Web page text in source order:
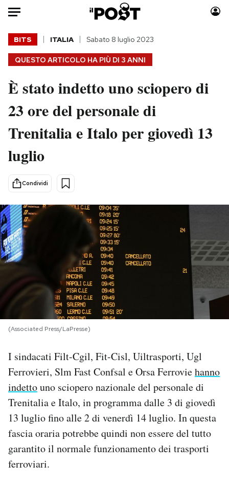
Auto
HOME
Italia
Politica
Tecnologia
Scienza
Cultura
Economia
Sport
Moda
Consumismi
Storie/Idee
Ok Boomer!
Mondiali calcio 2026
PODCAST
NEWSLETTER
I MIEI PREFERITI
CALENDARIO
AREA PERSONALE
Area Personale
Newsletter
Notifiche mobile
QUESTO ARTICOLO HA PIÙ DI 3 ANNI
BITS ITALIA Sabato 8 luglio 2023
È stato indetto uno sciopero di
23 ore del personale di
Trenitalia e Italo per giovedì 13
luglio
Condividi
(Associated Press/LaPresse)
I sindacati Filt-Cgil, Fit-Cisl, Uiltrasporti, Ugl
Ferrovieri, Slm Fast Confsal e Orsa Ferroviehanno
indettouno sciopero nazionale del personale di
Trenitalia e Italo, in programma dalle 3 di giovedì
13 luglio fino alle 2 di venerdì 14 luglio. In questa
fascia oraria potrebbe quindi non essere del tutto
garantito il normale funzionamento dei trasporti
ferroviari.